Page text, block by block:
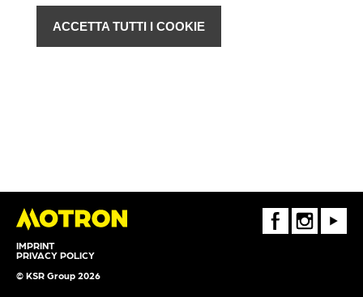
IMPRINT
PRIVACY POLICY
© KSR Group 2026
FaceBookInstagramYoutube
ACCETTA TUTTI I COOKIE